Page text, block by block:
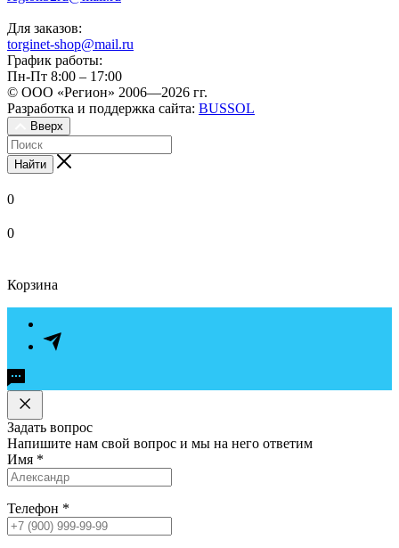
Для заказов:
torginet-shop@mail.ru
График работы:
Пн-Пт 8:00 – 17:00
© ООО «Регион» 2006—2026 гг.
Разработка и поддержка сайта: BUSSOL
Вверх
Найти
0
0
Корзина
Задать вопрос
Напишите нам свой вопрос и мы на него ответим
Имя *
Телефон *